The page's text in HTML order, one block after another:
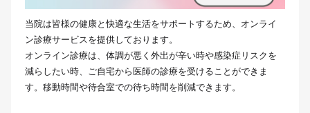
当院は皆様の健康と快適な生活をサポートするため、オンライ
ン診療サービスを提供しております。
オンライン診療は、体調が悪く外出が辛い時や感染症リスクを
減らしたい時、ご自宅から医師の診療を受けることができま
す。移動時間や待合室での待ち時間を削減できます。